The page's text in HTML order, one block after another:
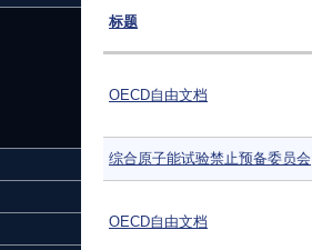
标题
OECD自由文档
综合原子能试验禁止预备委员会
OECD自由文档